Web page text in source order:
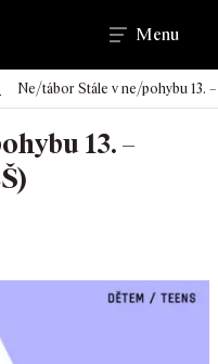
Hledat
Menu
Ne/tábor Stále v ne/pohybu 13. –
13. –